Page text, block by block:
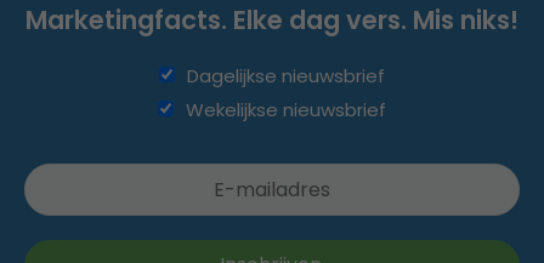
Marketingfacts. Elke dag vers. Mis niks!
Dagelijkse nieuwsbrief
Wekelijkse nieuwsbrief